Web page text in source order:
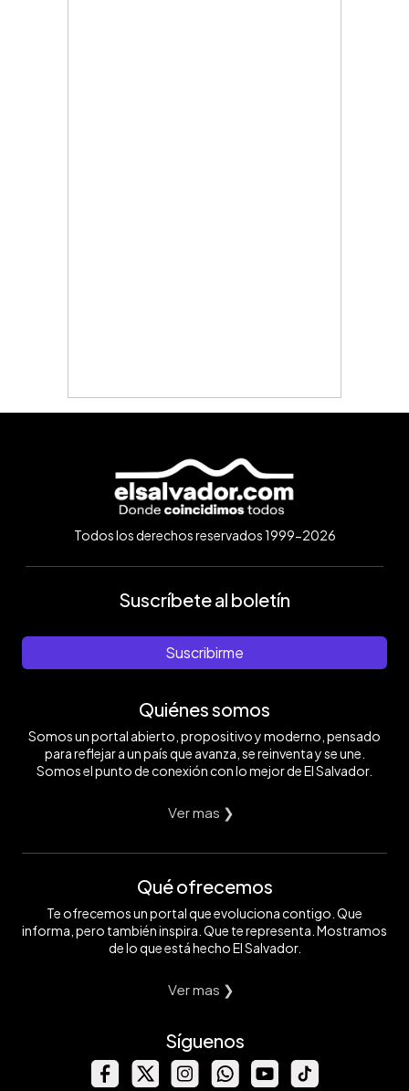
Todos los derechos reservados 1999-2026
Suscríbete al boletín
Suscribirme
Quiénes somos
Somos un portal abierto, propositivo y moderno, pensado
para reflejar a un país que avanza, se reinventa y se une.
Somos el punto de conexión con lo mejor de El Salvador.
Ver mas ❯
Qué ofrecemos
Te ofrecemos un portal que evoluciona contigo. Que
informa, pero también inspira. Que te representa. Mostramos
de lo que está hecho El Salvador.
Ver mas ❯
Síguenos